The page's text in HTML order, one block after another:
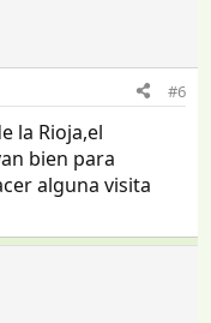
#6
la Rioja,el
bien para
alguna visita